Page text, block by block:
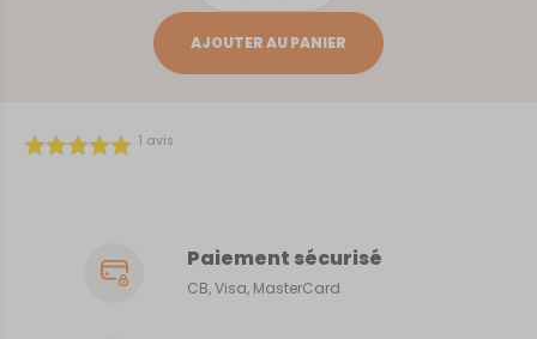
DUNKERQUE
AJOUTER AU PANIER
1 avis
Paiement sécurisé
CB, Visa, MasterCard